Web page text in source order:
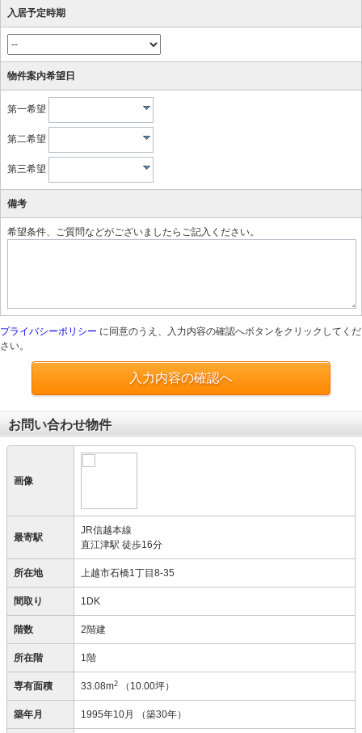
入居予定時期
物件案内希望日
第一希望
第二希望
第三希望
備考
希望条件、ご質問などがございましたらご記入ください。
プライバシーポリシー に同意のうえ、入力内容の確認へボタンをクリックしてくだ
さい。
入力内容の確認へ
お問い合わせ物件
画像
最寄駅
JR信越本線
直江津駅 徒歩16分
所在地 上越市石橋1丁目8-35
間取り 1DK
階数 2階建
所在階 1階
専有面積 33.08m2 （10.00坪）
築年月 1995年10月 （築30年）